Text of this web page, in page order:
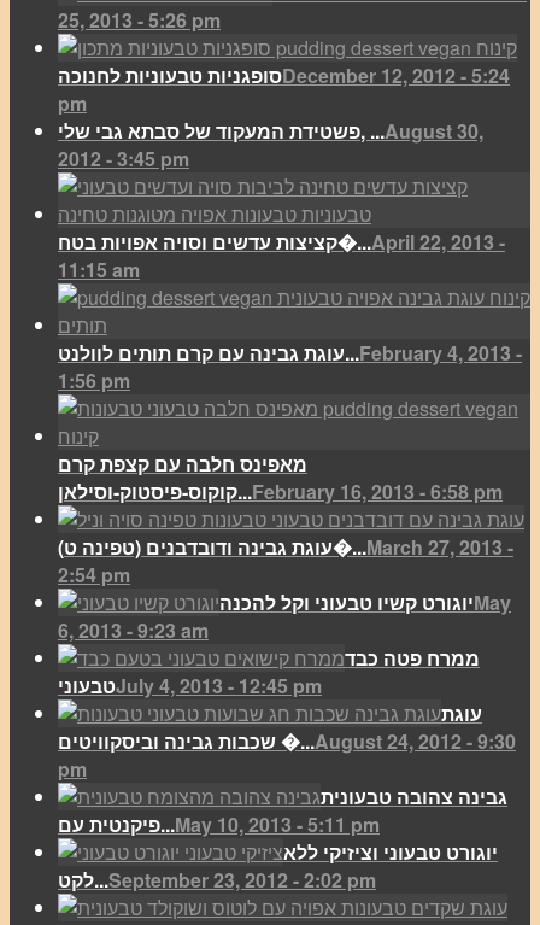
25, 2013 - 5:26 pm
סופגניות טבעוניות לחנוכהDecember 12, 2012 - 5:24
pm
פשטידת המעקוד של סבתא גבי שלי, ...August 30,
2012 - 3:45 pm
קציצות עדשים וסויה אפויות בטח�...April 22, 2013 -
11:15 am
עוגת גבינה עם קרם תותים לוולנט...February 4, 2013 -
1:56 pm
מאפינס חלבה עם קצפת קרם
קוקוס-פיסטוק-וסילאן...February 16, 2013 - 6:58 pm
(עוגת גבינה ודובדבנים (טפינה ט�...March 27, 2013 -
2:54 pm
יוגורט קשיו טבעוני וקל להכנהMay
6, 2013 - 9:23 am
ממרח פטה כבד
טבעוניJuly 4, 2013 - 12:45 pm
עוגת
שכבות גבינה וביסקוויטים �...August 24, 2012 - 9:30
pm
גבינה צהובה טבעונית
פיקנטית עם...May 10, 2013 - 5:11 pm
יוגורט טבעוני וציזיקי ללא
לקט...September 23, 2012 - 2:02 pm